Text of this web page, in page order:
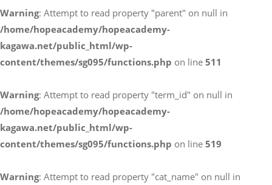
087-887-7663
Webからのお問い合わせ
CONTACT
Warning: Attempt to read property "parent" on null in
/home/hopeacademy/hopeacademy-
kagawa.net/public_html/wp-
content/themes/sg095/functions.php on line 511
Warning: Attempt to read property "term_id" on null in
/home/hopeacademy/hopeacademy-
kagawa.net/public_html/wp-
content/themes/sg095/functions.php on line 519
Warning: Attempt to read property "cat_name" on null in